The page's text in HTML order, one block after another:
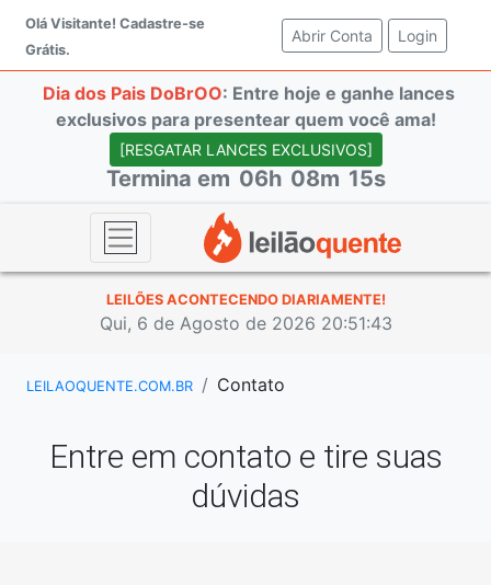
Olá Visitante! Cadastre-se
Grátis.
Abrir Conta (current)
Login
Dia dos Pais DoBrOO: Entre hoje e ganhe lances
exclusivos para presentear quem você ama!
[RESGATAR LANCES EXCLUSIVOS]
Termina em 06h 08m 15s
LEILÕES ACONTECENDO DIARIAMENTE!
Qui, 6 de Agosto de 2026 20:51:43
LEILAOQUENTE.COM.BR Contato
Entre em contato e tire suas
dúvidas